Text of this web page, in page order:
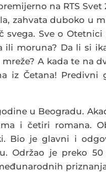
na RTS Svet
zahvata duboko u
svega. Sve o
ili moruna? Da li si
A kada te na
iz Četana! Predivni
u Beogradu.
i četiri romana.
Bio je glavni i
Održao je preko